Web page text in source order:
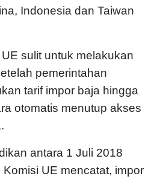
Indonesia dan Taiwan
sulit untuk melakukan
pemerintahan
tarif impor baja hingga
otomatis menutup akses
antara 1 Juli 2018
UE mencatat, impor